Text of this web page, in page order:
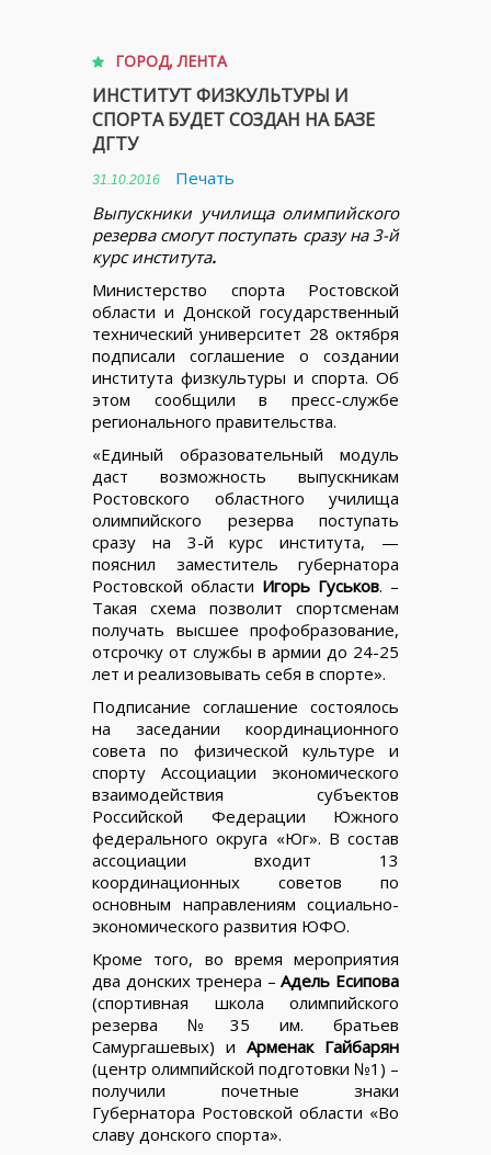
ГОРОД,ЛЕНТА
ИНСТИТУТ ФИЗКУЛЬТУРЫ И
СПОРТА БУДЕТ СОЗДАН НА БАЗЕ
ДГТУ
31.10.2016
Печать
Выпускники училища олимпийского
резерва смогут поступать сразу на 3-й
курс института.
Министерство спорта Ростовской
области и Донской государственный
технический университет 28 октября
подписали соглашение о создании
института физкультуры и спорта. Об
этом сообщили в пресс-службе
регионального правительства.
«Единый образовательный модуль
даст возможность выпускникам
Ростовского областного училища
олимпийского резерва поступать
сразу на 3-й курс института, —
пояснил заместитель губернатора
Ростовской области Игорь Гуськов. –
Такая схема позволит спортсменам
получать высшее профобразование,
отсрочку от службы в армии до 24-25
лет и реализовывать себя в спорте».
Подписание соглашение состоялось
на заседании координационного
совета по физической культуре и
спорту Ассоциации экономического
взаимодействия субъектов
Российской Федерации Южного
федерального округа «Юг». В состав
ассоциации входит 13
координационных советов по
основным направлениям социально-
экономического развития ЮФО.
Кроме того, во время мероприятия
два донских тренера –Адель Есипова
(спортивная школа олимпийского
резерва №35 им. братьев
Самургашевых) и Арменак Гайбарян
(центр олимпийской подготовки №1) –
получили почетные знаки
Губернатора Ростовской области «Во
славу донского спорта».